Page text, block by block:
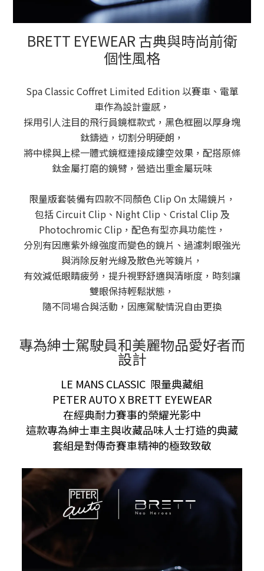
BRETT EYEWEAR 古典與時尚前衛
個性風格
Spa Classic Coffret Limited Edition 以賽車、電單
車作為設計靈感，
採用引人注目的飛行員鏡框款式， 黑色框圈以厚身塊
鈦鑄造，切割分明硬朗，
將中樑與上樑一體式鏡框連接成鏤空效果，配搭原條
鈦金屬打磨的鏡臂，營造出重金屬玩味
限量版套裝備有四款不同顏色 Clip On 太陽鏡片，
包括 Circuit Clip、Night Clip、Cristal Clip 及
Photochromic Clip， 配色有型亦具功能性，
分別有因應紫外線強度而變色的鏡片、過濾刺眼強光
與消除反射光線及散色光等鏡片，
有效減低眼睛疲勞，提升視野舒適與清晣度，時刻讓
雙眼保持輕鬆狀態，
隨不同場合與活動，因應駕駛情況自由更換
專為紳士駕駛員和美麗物品愛好者而
設計
LE MANS CLASSIC 限量典藏組
PETER AUTO X BRETT EYEWEAR
在經典耐力賽事的榮耀光影中
這款專為紳士車主與收藏品味人士打造的典藏
套組是對傳奇賽車精神的極致致敬